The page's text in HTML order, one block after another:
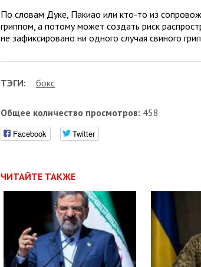
По словам Дуке, Пакиао или кто-то из
гриппом, а потому может создать риск
не зафиксировано ни одного случая свиного
ТЭГИ: бокс
Общее количество просмотров: 458
Facebook Twitter
ЧИТАЙТЕ ТАКЖЕ